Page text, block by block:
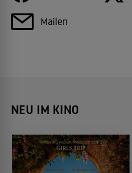
Mailen
NEU IM KINO